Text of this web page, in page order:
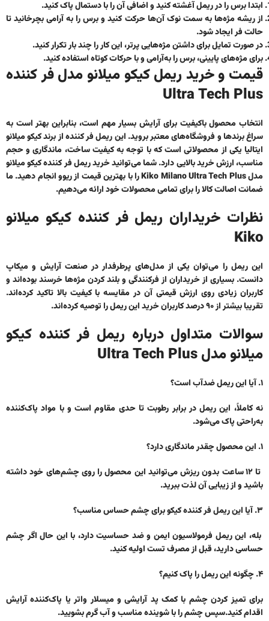
ابتدا برس را در ریمل آغشته کنید و اضافی آن را با دستمال پاک کنید.
از ریشه مژه‌ها به سمت نوک آن‌ها حرکت کنید و برس را به آرامی بچرخانید تا
حالت فر ایجاد شود.
در صورت تمایل برای داشتن مژه‌هایی پرتر، این کار را چند بار تکرار کنید.
برای مژه‌های پایینی، برس را به‌آرامی و با حرکات کوتاه استفاده کنید.
قیمت و خرید ریمل کیکو میلانو مدل فر کننده
Ultra Tech Plus
انتخاب محصول باکیفیت برای آرایش بسیار مهم است، بنابراین بهتر است به
سراغ برندها و فروشگاه‌های معتبر بروید. اینریمل فر کننده از برند کیکو میلانو
ایتالیا یکی از محصولاتی است که با توجه به کیفیت ساخت، ماندگاری و حجم
مناسب، ارزش خرید بالایی دارد. شما می‌توانیدخرید ریمل فر کننده کیکو میلانو
مدل Kiko Milano Ultra Tech Plus
را با بهترین قیمت از ریوو انجام دهید. ما
ضمانت اصالت کالا را برای تمامی محصولات خود ارائه می‌دهیم.
نظرات خریداران ریمل فر کننده کیکو میلانو
Kiko
این ریمل را می‌توان یکی از مدل‌های پرطرفدار در صنعت آرایش و میکاپ
دانست. بسیاری از خریداران از فرکنندگی و بلند کردن مژه‌ها خرسند بوده‌اند و
کاربران زیادی روی ارزش قیمتی آن در مقایسه با کیفیت بالا تاکید کرده‌اند.
تقریبا بیشتر از ۹۰ درصد کاربران خرید این ریمل را توصیه کرده‌اند.
سوالات متداول درباره ریمل فر کننده کیکو
میلانو مدل Ultra Tech Plus
۱. آیا این ریمل ضدآب است؟
نه کاملاً، این ریمل در برابر رطوبت تا حدی مقاوم است و با مواد پاک‌کننده
به‌راحتی پاک می‌شود.
۱. این محصول چقدر ماندگاری دارد؟
تا ۱۲ ساعت بدون ریزش می‌توانید این محصول را روی چشم‌های خود داشته
باشید و از زیبایی آن لذت ببرید.
۳. آیا این ریمل فر کننده کیکو برای چشم حساس مناسب؟
بله، این ریمل فرمولاسیون ایمن و ضد حساسیت دارد، با این حال اگر چشم
حساسی دارید، قبل از مصرف تست اولیه کنید.
۴. چگونه این ریمل را پاک کنیم؟
برای تمیز کردن چشم با کمک پد آرایشی و میسلار واتر یا پاک‌کننده آرایش
اقدام کنید.سپس چشم را با شوینده مناسب و آب گرم بشویید.